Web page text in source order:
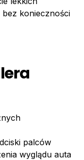
konieczności
palców
wyglądu auta